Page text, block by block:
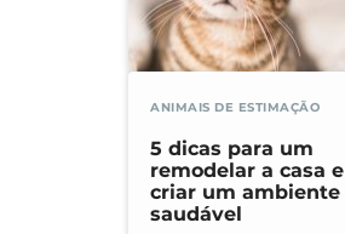
ANIMAIS DE ESTIMAÇÃO
5 dicas para um
remodelar a casa e
criar um ambiente
saudável